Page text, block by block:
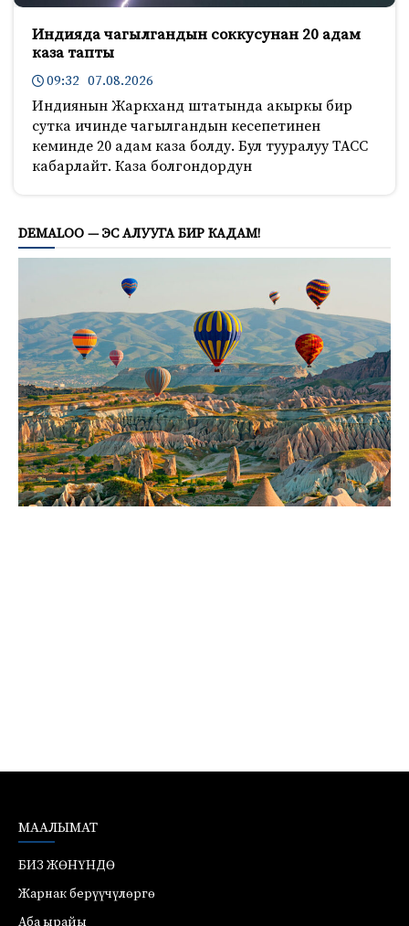
Индияда чагылгандын соккусунан 20 адам
каза тапты
09:32 07.08.2026
Индиянын Жаркханд штатында акыркы бир
сутка ичинде чагылгандын кесепетинен
кеминде 20 адам каза болду. Бул тууралуу ТАСС
кабарлайт. Каза болгондордун
DEMALOO — ЭС АЛУУГА БИР КАДАМ!
МААЛЫМАТ
БИЗ ЖӨНҮНДӨ
Жарнак берүүчүлөргө
Аба ырайы